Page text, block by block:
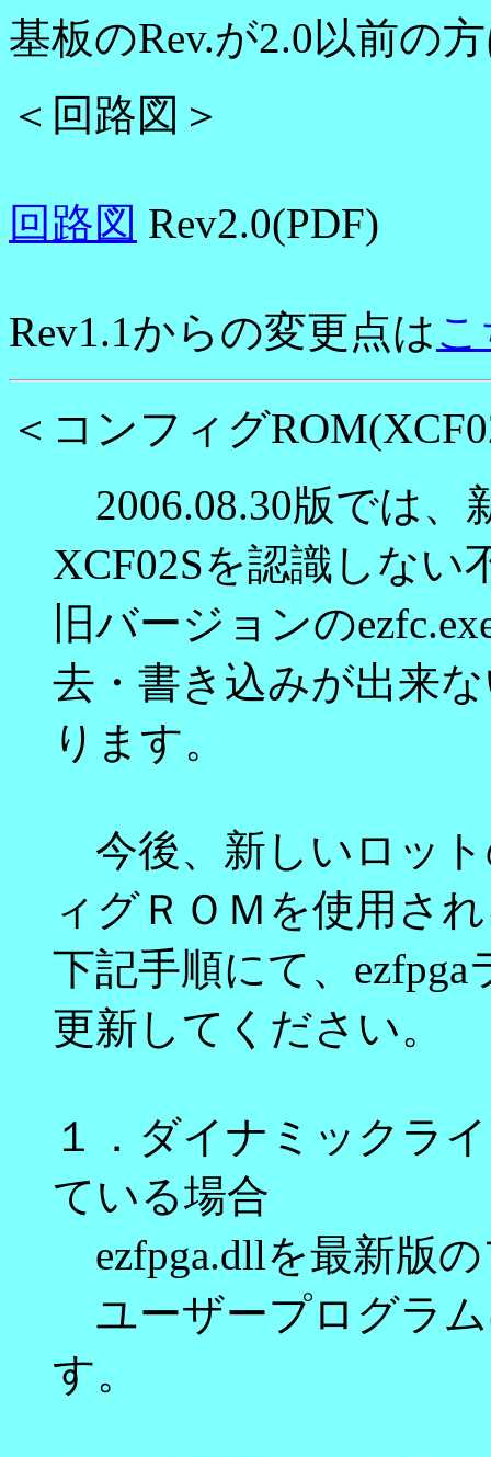
基板のRev.が2.0以前の
＜回路図＞
回路図 Rev2.0(PDF)
Rev1.1からの変更点は
＜コンフィグ
2006.08.30版では、
XCF02Sを認識しない
旧バージョンの
去・書き込みが出来
ります。
今後、新しいロット
ィグＲＯＭを使用さ
下記手順にて、ezfpga
更新してください。
１．ダイナミックラ
ている場合
ezfpga.dllを最新版
ユーザープログラ
す。